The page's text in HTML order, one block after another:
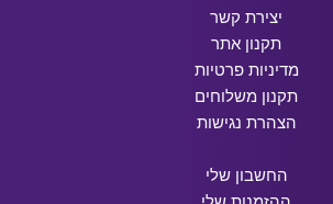
יצירת קשר
תקנון אתר
מדיניות פרטיות
תקנון משלוחים
הצהרת נגישות
החשבון שלי